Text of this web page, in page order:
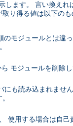
ます。 言い換え
り得る値は以下のも
のモジュールとは違
モジュールを削除
も読み込まれませ
用する場合は自己